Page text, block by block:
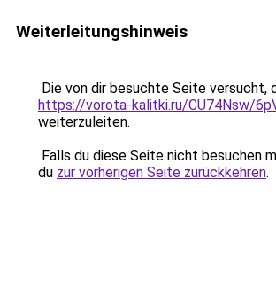
Weiterleitungshinweis
Die von dir besuchte Seite versucht,
https://vorota-kalitki.ru/CU74Nsw/
weiterzuleiten.
Falls du diese Seite nicht besuchen
du zur vorherigen Seite zurückkehren.